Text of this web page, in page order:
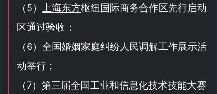
（5） 上海东方枢纽国际商务合作区先行启动
区通过验收；
（6）全国婚姻家庭纠纷人民调解工作展示活
动举行；
（7）第三届全国工业和信息化技术技能大赛